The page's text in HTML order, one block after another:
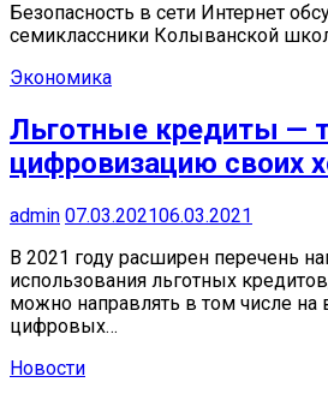
Безопасность в сети Интернет
семиклассники Колыванской
Экономика
Льготные кредиты —
цифровизацию своих
admin 07.03.202106.03.2021
В 2021 году расширен перечень
использования льготных
можно направлять в том числе на
цифровых…
Новости